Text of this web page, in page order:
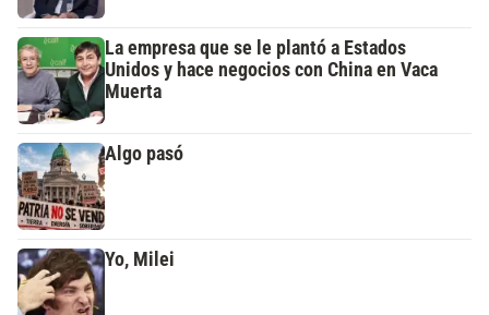
La empresa que se le plantó a Estados
Unidos y hace negocios con China en Vaca
Muerta
Algo pasó
Yo, Milei